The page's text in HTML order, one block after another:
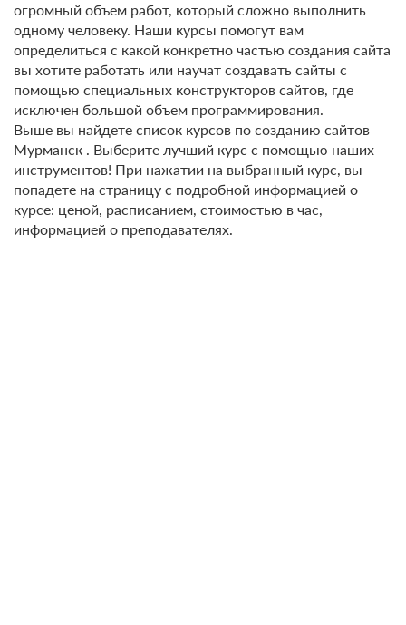
огромный объем работ, который сложно выполнить
одному человеку. Наши курсы помогут вам
определиться с какой конкретно частью создания сайта
вы хотите работать или научат создавать сайты с
помощью специальных конструкторов сайтов, где
исключен большой объем программирования.
Выше вы найдете список курсов по созданию сайтов
Мурманск . Выберите лучший курс с помощью наших
инструментов! При нажатии на выбранный курс, вы
попадете на страницу с подробной информацией о
курсе: ценой, расписанием, стоимостью в час,
информацией о преподавателях.